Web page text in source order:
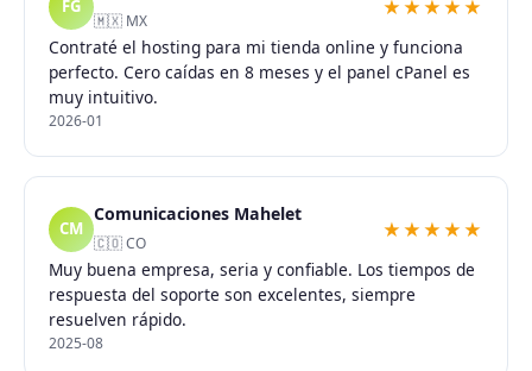
FG
🇲🇽 MX
★★★★★
Contraté el hosting para mi tienda online y funciona
perfecto. Cero caídas en 8 meses y el panel cPanel es
muy intuitivo.
2026-01
CM
Comunicaciones Mahelet
🇨🇴 CO
★★★★★
Muy buena empresa, seria y confiable. Los tiempos de
respuesta del soporte son excelentes, siempre
resuelven rápido.
2025-08